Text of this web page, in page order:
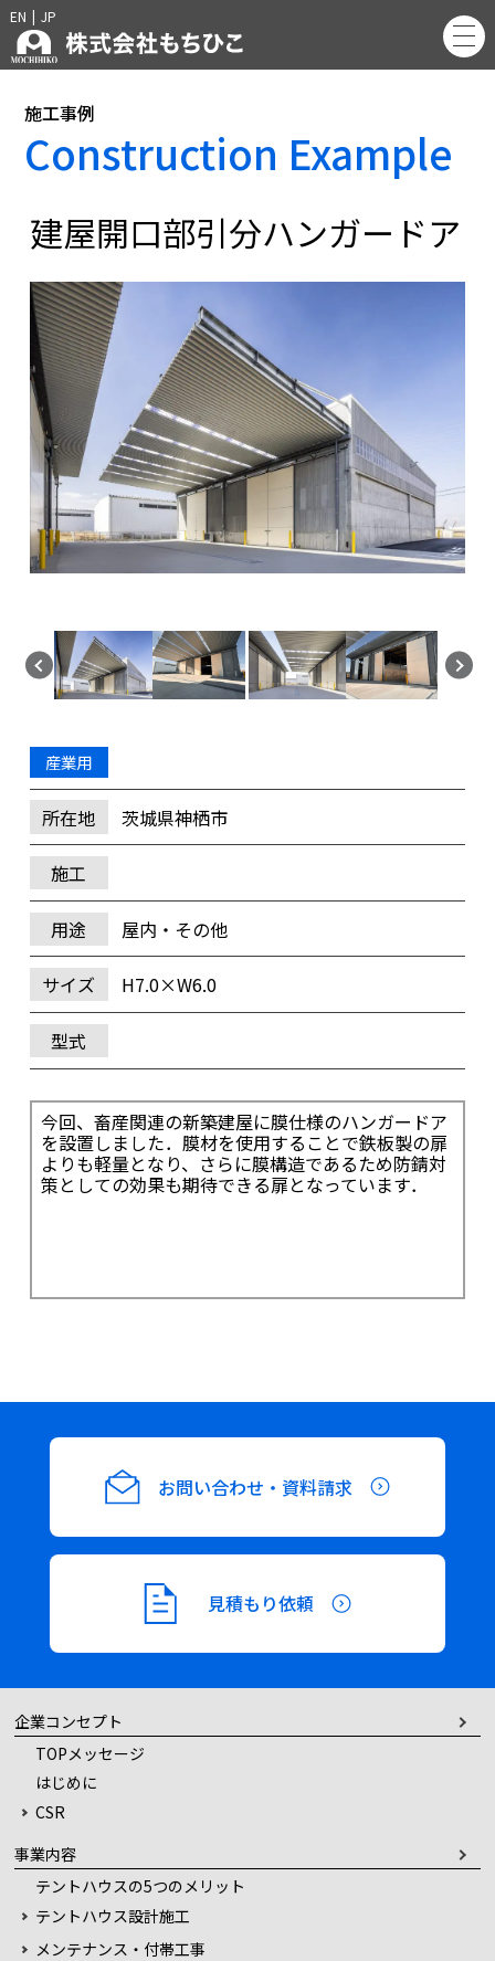
EN | JP
施工事例
Construction Example
建屋開口部引分ハンガードア
産業用
所在地 茨城県神栖市
施工
用途 屋内・その他
サイズ H7.0×W6.0
型式
今回、畜産関連の新築建屋に膜仕様のハンガードア
を設置しました．膜材を使用することで鉄板製の扉
よりも軽量となり、さらに膜構造であるため防錆対
策としての効果も期待できる扉となっています．
お問い合わせ・資料請求
見積もり依頼
企業コンセプト
TOPメッセージ
はじめに
CSR
事業内容
テントハウスの5つのメリット
テントハウス設計施工
メンテナンス・付帯工事